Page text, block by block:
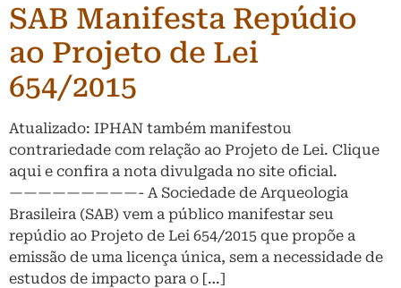
SAB Manifesta Repúdio
ao Projeto de Lei
654/2015
Atualizado: IPHAN também manifestou
contrariedade com relação ao Projeto de Lei. Clique
aqui e confira a nota divulgada no site oficial.
—————————- A Sociedade de Arqueologia
Brasileira (SAB) vem a público manifestar seu
repúdio ao Projeto de Lei 654/2015 que propõe a
emissão de uma licença única, sem a necessidade de
estudos de impacto para o […]